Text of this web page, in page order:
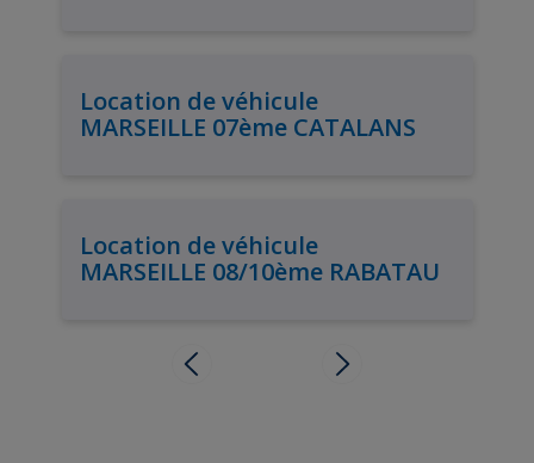
Location de véhicule
MARSEILLE 07ème CATALANS
Location de véhicule
MARSEILLE 08/10ème RABATAU